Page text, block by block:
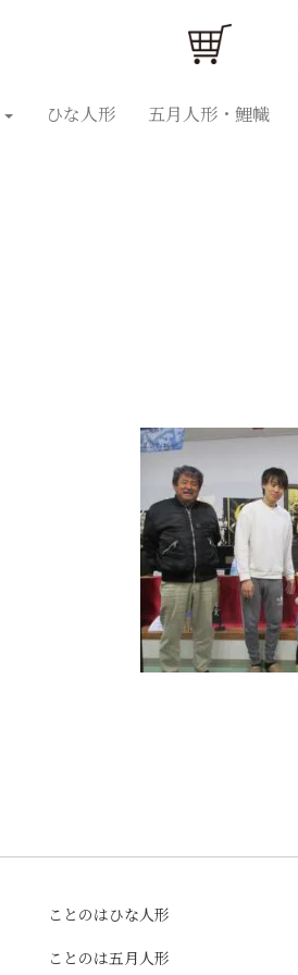
ことのは五月人形
ひな人形 五月人形・鯉幟
ことのはひな人形
ことのは五月人形